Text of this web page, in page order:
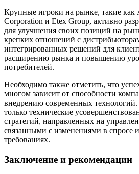
Крупные игроки на рынке, такие как
Corporation и Etex Group, активно
для улучшения своих позиций на
крепких отношений с
интегрированных решений для
расширению рынка и повышению
потребителей.
Необходимо также отметить, что
многом зависит от способности
внедрению современных технологий.
только технические
стратегий, направленных на
связанными с изменениями в спросе
требованиях.
Заключение и рекомендации